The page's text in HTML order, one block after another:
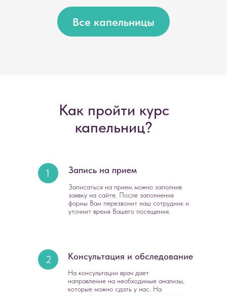
Все капельницы
Как пройти курс
капельниц?
На консультации врач дает
направление на необходимые анализы,
которые можно сдать у нас. На
Консультация и обследование
Запись на прием
Записаться на прием можно заполнив
заявку на сайте. После заполнения
формы Вам перезвонит наш сотрудник и
уточнит время Вашего посещения.
1
2